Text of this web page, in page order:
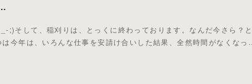
;)そして、稲刈りは、とっくに終わっております。なんだ今さら？と
今年は、いろんな仕事を安請け合いした結果、全然時間がなくなっ…